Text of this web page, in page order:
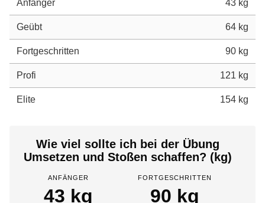
Anfänger 43 kg
Geübt 64 kg
Fortgeschritten 90 kg
Profi 121 kg
Elite 154 kg
Wie viel sollte ich bei der Übung
Umsetzen und Stoßen schaffen? (kg)
ANFÄNGER
43 kg
FORTGESCHRITTEN
90 kg